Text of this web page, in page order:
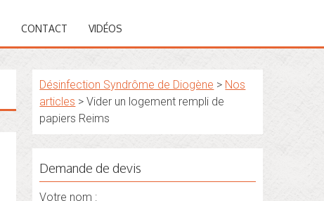
CONTACT VIDÉOS
Désinfection Syndrôme de Diogène > Nos
articles >Vider un logement rempli de
papiers Reims
Demande de devis
Votre nom :